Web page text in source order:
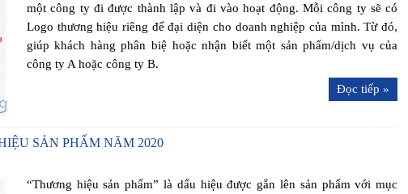
một công ty đi được thành lập và đi vào hoạt động. Mỗi công ty sẽ có
Logo thương hiệu riêng để đại diện cho doanh nghiệp của mình. Từ đó,
giúp khách hàng phân biệ hoặc nhận biết một sản phẩm/dịch vụ của
công ty A hoặc công ty B.
Đọc tiếp »
SẢN PHẨM NĂM 2020
“Thương hiệu sản phẩm” là dấu hiệu được gắn lên sản phẩm với mục